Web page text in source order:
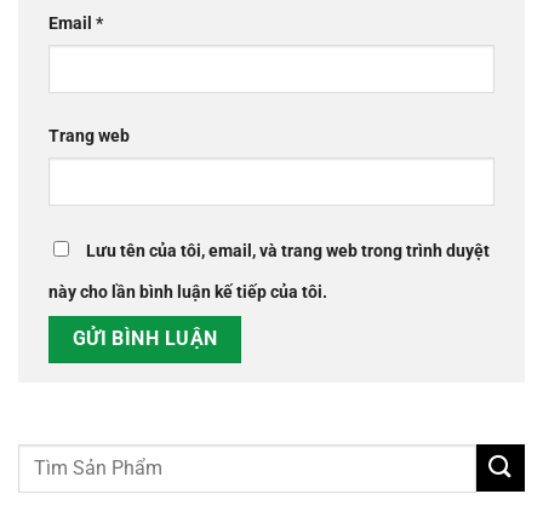
Email *
Trang web
Lưu tên của tôi, email, và trang web trong trình duyệt
này cho lần bình luận kế tiếp của tôi.